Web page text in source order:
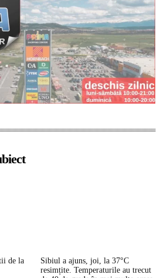
de la
Sibiul a ajuns, joi, la 37°C
resimțite. Temperaturile au trecut